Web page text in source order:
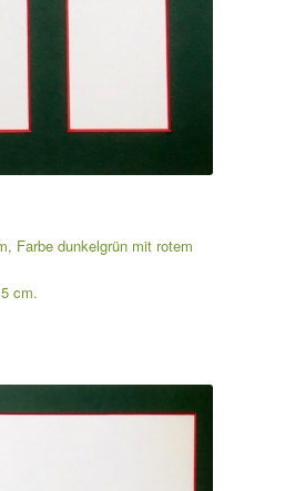
Farbe dunkelgrün mit rotem
cm.